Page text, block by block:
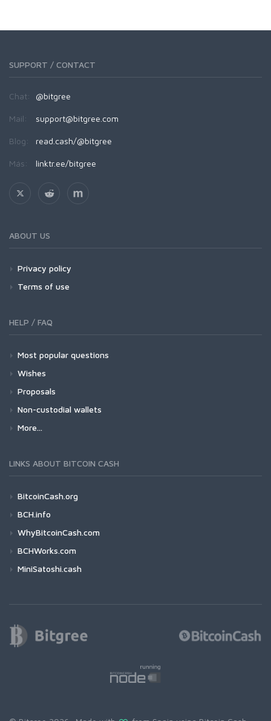
SUPPORT / CONTACT
Chat: @bitgree
Mail: support@bitgree.com
Blog: read.cash/@bitgree
Más: linktr.ee/bitgree
ABOUT US
Privacy policy
Terms of use
HELP / FAQ
Most popular questions
Wishes
Proposals
Non-custodial wallets
More...
LINKS ABOUT BITCOIN CASH
BitcoinCash.org
BCH.info
WhyBitcoinCash.com
BCHWorks.com
MiniSatoshi.cash